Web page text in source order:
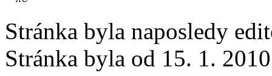
Stránka byla naposledy
Stránka byla od 15. 1.